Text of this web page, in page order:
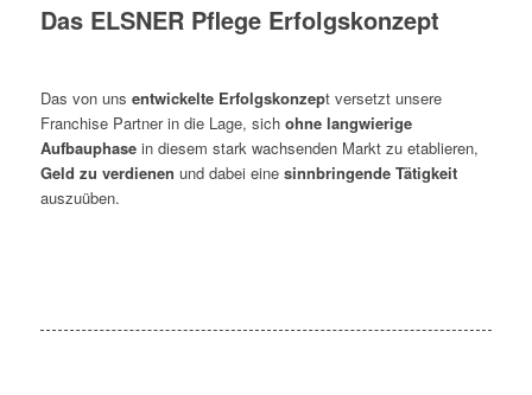
Das ELSNER Pflege Erfolgskonzept
Das von uns entwickelte Erfolgskonzept versetzt unsere
Franchise Partner in die Lage, sich ohne langwierige
Aufbauphasein diesem stark wachsenden Markt zu etablieren,
Geld zu verdienen und dabei eine sinnbringende Tätigkeit
auszuüben.